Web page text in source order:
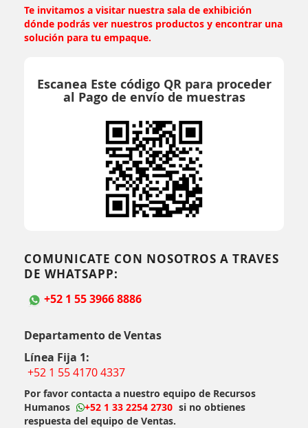
Te invitamos a visitar nuestra sala de exhibición
dónde podrás ver nuestros productos y encontrar una
solución para tu empaque.
Escanea Este código QR para proceder
al Pago de envío de muestras
COMUNICATE CON NOSOTROS A TRAVES
DE WHATSAPP:
+52 1 55 3966 8886
Departamento de Ventas
Línea Fija 1:
+52 1 55 4170 4337
Por favor contacta a nuestro equipo de Recursos
Humanos
+52 1 33 2254 2730 si no obtienes
respuesta del equipo de Ventas.